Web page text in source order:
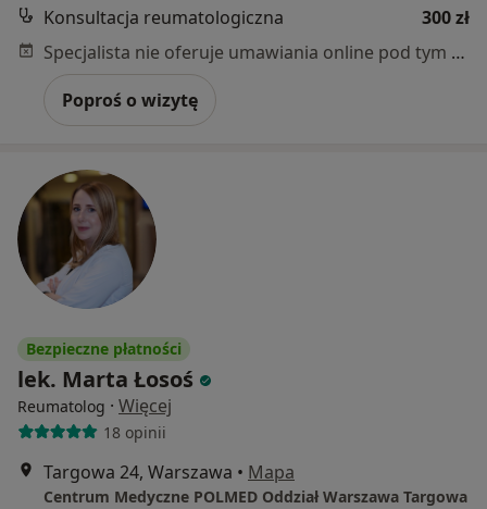
Konsultacja reumatologiczna
300 zł
Specjalista nie oferuje umawiania online pod tym adresem.
Poproś o wizytę
Bezpieczne płatności
lek. Marta Łosoś
Reumatolog · Więcej
18 opinii
Targowa 24, Warszawa • Mapa
Centrum Medyczne POLMED Oddział Warszawa Targowa